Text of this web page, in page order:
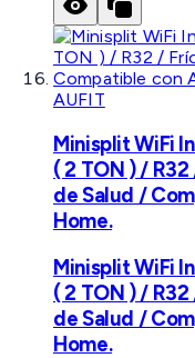
AUFIT
Minisplit WiFi
( 2 TON ) /
de Salud /
Home.
Minisplit WiFi
( 2 TON ) /
de Salud /
Home.